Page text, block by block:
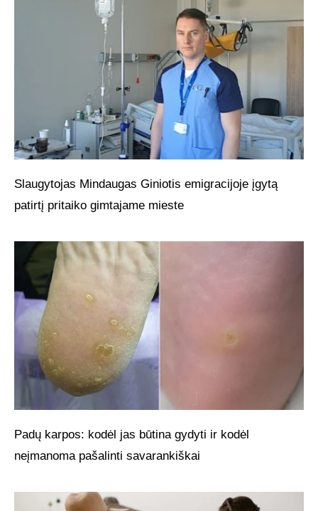
Slaugytojas Mindaugas Giniotis emigracijoje įgytą
patirtį pritaiko gimtajame mieste
Padų karpos: kodėl jas būtina gydyti ir kodėl
neįmanoma pašalinti savarankiškai